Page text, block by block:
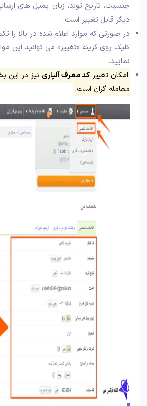
جنسیت، تاریخ تولد، زبان ایمیل های
دیگر قابل تغییر است.
در صورتی که موارد اعلام شده در بالا را
کلیک روی گزینه «تغییر» می توانید این
نمایید.
امکان تغییر کد معرف آلپاری نیز در
معامله گران است.